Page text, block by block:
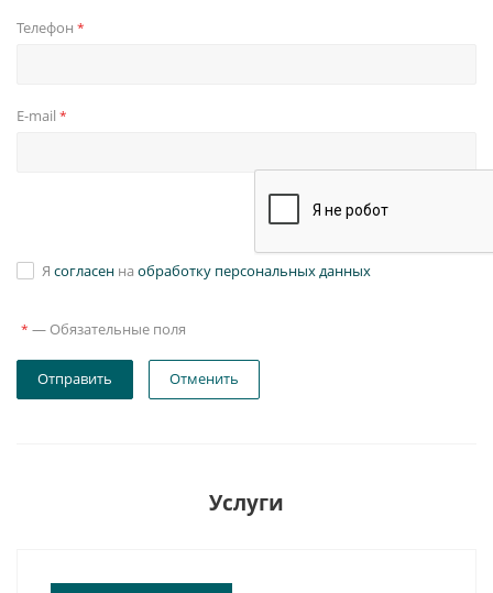
Телефон *
E-mail *
Я согласен на обработку персональных данных
* — Обязательные поля
Отправить Отменить
Услуги